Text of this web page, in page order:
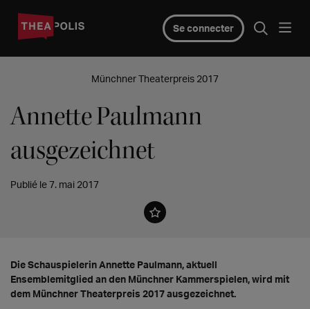
Se connecter
Münchner Theaterpreis 2017
Annette Paulmann
ausgezeichnet
Publié le 7. mai 2017
Die Schauspielerin Annette Paulmann, aktuell
Ensemblemitglied an den Münchner Kammerspielen, wird mit
dem Münchner Theaterpreis 2017 ausgezeichnet.